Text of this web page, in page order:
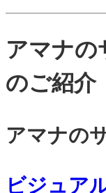
アマナの
のご紹介
アマナの
ビジュア